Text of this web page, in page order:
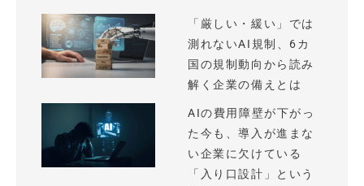
「厳しい・緩い」では
測れないAI規制、6カ
国の規制動向から読み
解く企業の備えとは
AIの費用障壁が下がっ
た今も、導入が進まな
い企業に欠けている
「入り口設計」という